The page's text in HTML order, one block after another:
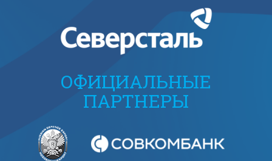
ОФИЦИАЛЬНЫЕ
ПАРТНЕРЫ